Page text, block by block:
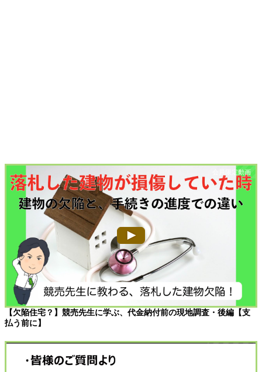
【欠陥住宅？】競売先生に学ぶ、代金納付前の現地調査・後編【支
払う前に】